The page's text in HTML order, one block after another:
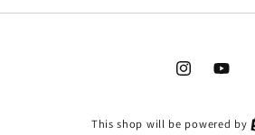
InstagramYouTube
This shop will be powered by